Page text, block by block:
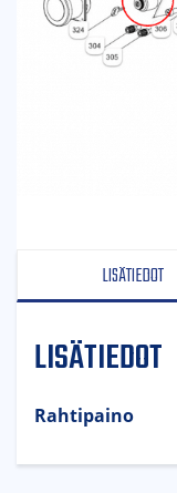
LISÄTIEDOT
LISÄTIEDOT
Rahtipaino